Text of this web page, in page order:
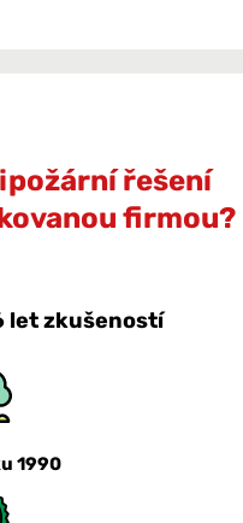
řešení
firmou?
let zkušeností
1990